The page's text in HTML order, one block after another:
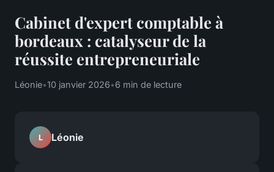
Cabinet d'expert comptable à
bordeaux : catalyseur de la
réussite entrepreneuriale
Léonie•10 janvier 2026•6 min de lecture
L Léonie